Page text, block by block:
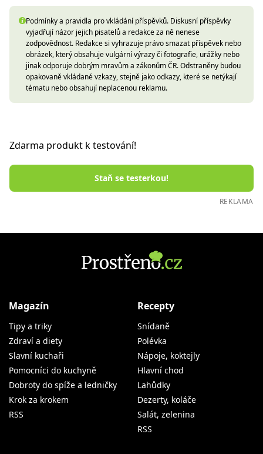
Podmínky a pravidla pro vkládání příspěvků. Diskusní příspěvky
vyjadřují názor jejich pisatelů a redakce za ně nenese
zodpovědnost. Redakce si vyhrazuje právo smazat příspěvek nebo
obrázek, který obsahuje vulgární výrazy či fotografie, urážky nebo
jinak odporuje dobrým mravům a zákonům ČR. Odstraněny budou
opakovaně vkládané vzkazy, stejně jako odkazy, které se netýkají
tématu nebo obsahují neplacenou reklamu.
Zdarma produkt k testování!
Staň se testerkou!
REKLAMA
Magazín
Tipy a triky
Zdraví a diety
Slavní kuchaři
Pomocníci do kuchyně
Dobroty do spíže a ledničky
Krok za krokem
RSS
Recepty
Snídaně
Polévka
Nápoje, koktejly
Hlavní chod
Lahůdky
Dezerty, koláče
Salát, zelenina
RSS